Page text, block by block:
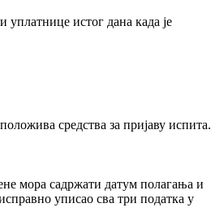
уплатнице истог дана када је
средства за пријаву испита.
мора садржати датум полагања и
уписао сва три податка у